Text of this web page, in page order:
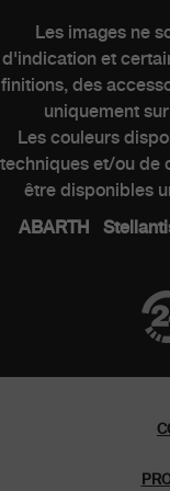
CLIENTS
Entretien
Kits &
Contacter
Histoire
Les images ne
d'indication et
finitions, des
uniquement
Les couleurs
techniques et/ou de
être disponibles
ABARTH